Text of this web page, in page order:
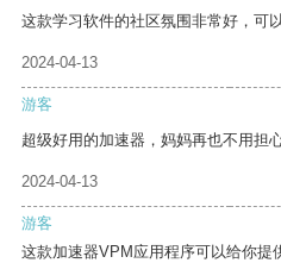
这款学习软件的社区氛围非常好，可
2024-04-13
游客
超级好用的加速器，妈妈再也不用担
2024-04-13
游客
这款加速器VPM应用程序可以给你提